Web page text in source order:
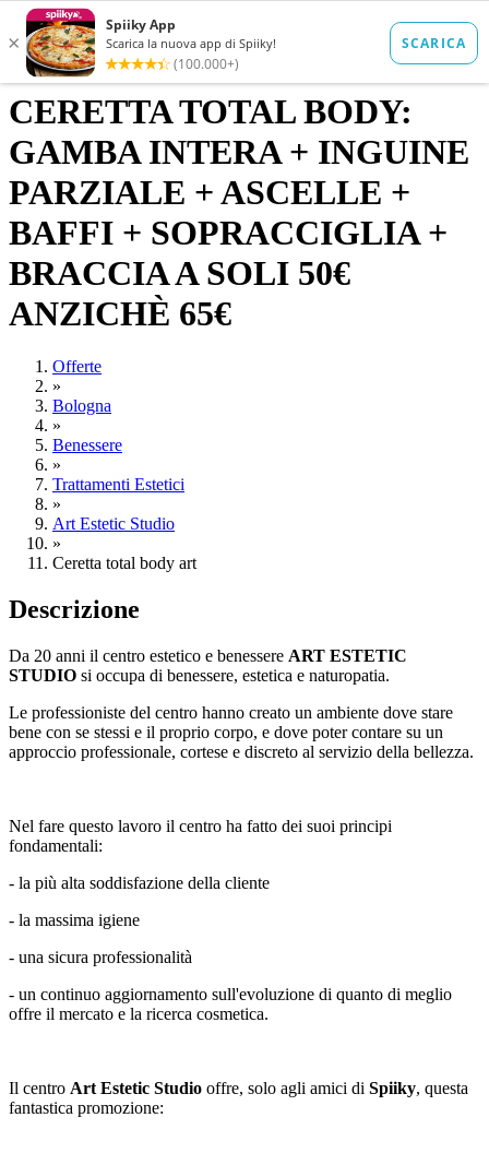
CERETTA TOTAL BODY:
GAMBA INTERA + INGUINE
PARZIALE + ASCELLE +
BAFFI + SOPRACCIGLIA +
BRACCIA A SOLI 50€
ANZICHÈ 65€
Offerte
»
Bologna
»
Benessere
»
Trattamenti Estetici
»
Art Estetic Studio
»
Ceretta total body art
Descrizione
Da 20 anni il centro estetico e benessere ART ESTETIC
STUDIO si occupa di benessere, estetica e naturopatia.
Le professioniste del centro hanno creato un ambiente dove stare
bene con se stessi e il proprio corpo, e dove poter contare su un
approccio professionale, cortese e discreto al servizio della bellezza.
Nel fare questo lavoro il centro ha fatto dei suoi principi
fondamentali:
- la più alta soddisfazione della cliente
- la massima igiene
- una sicura professionalità
- un continuo aggiornamento sull'evoluzione di quanto di meglio
offre il mercato e la ricerca cosmetica.
Il centro Art Estetic Studio offre, solo agli amici di Spiiky, questa
fantastica promozione: